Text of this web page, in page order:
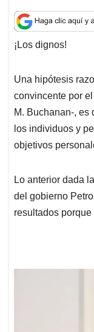
a
t
s
p
p
c
e
b
o
k
n
k
I
n
¡Los dignos!
Una hipótesis
convincente por
M. Buchanan-, es
los individuos y
objetivos
Lo anterior dada
del gobierno
resultados